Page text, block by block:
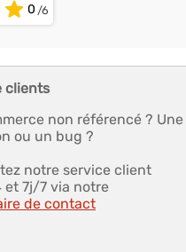
0
clients
non référencé ? Une
ou un bug ?
notre service client
7j/7 via notre
de contact